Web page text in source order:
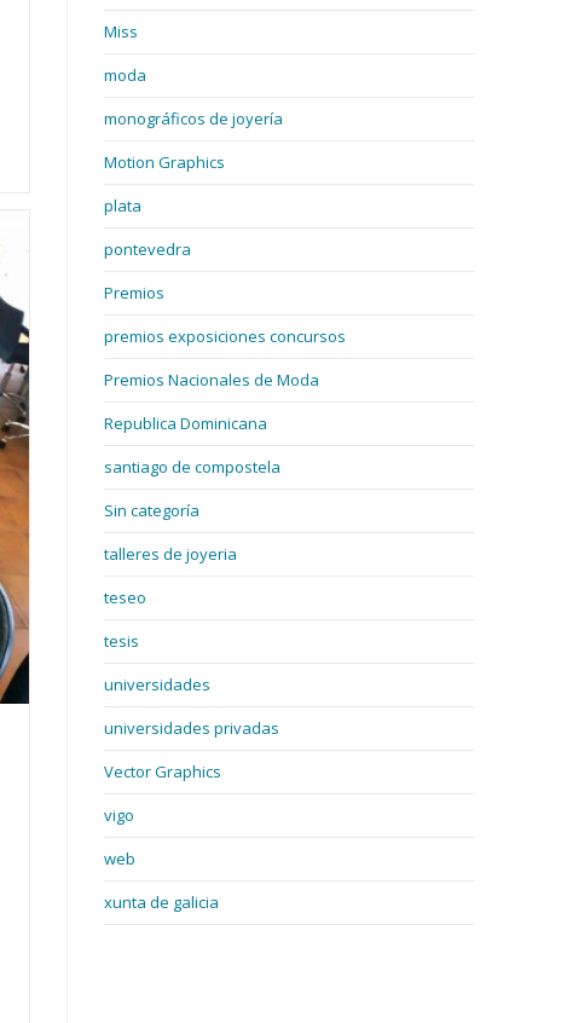
Miss
moda
monográficos de joyería
Motion Graphics
plata
pontevedra
Premios
premios exposiciones concursos
Premios Nacionales de Moda
Republica Dominicana
santiago de compostela
Sin categoría
talleres de joyeria
teseo
tesis
universidades
universidades privadas
Vector Graphics
vigo
web
xunta de galicia